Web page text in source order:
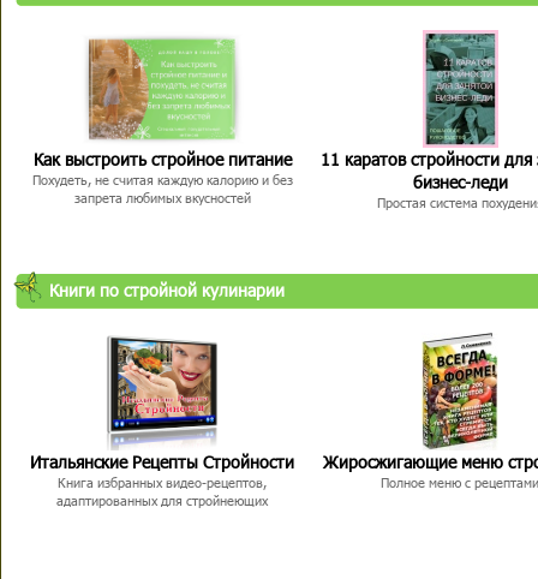
Как выстроить стройное питание
Похудеть, не считая каждую калорию и без
запрета любимых вкусностей
11 каратов стройности для
бизнес-леди
Простая система
Книги по стройной кулинарии
Итальянские Рецепты Стройности
Книга избранных видео-рецептов,
адаптированных для стройнеющих
Жиросжигающие меню
Полное меню с рецептами